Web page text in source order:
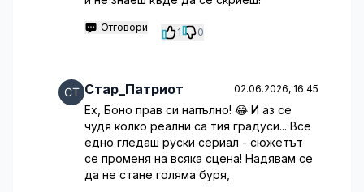
Отговори 1 0
Стар_Патриот 02.06.2026, 16:45
Ех, Боно прав си напълно! 😂 И аз се
чудя колко реални са тия градуси... Все
едно гледаш руски сериал - сюжетът
се променя на всяка сцена! Надявам се
да не стане голяма буря,